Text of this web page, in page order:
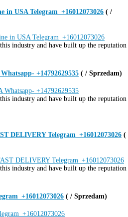
in USA Telegram_+16012073026 ( /
industry and have built up the reputation
+14792629535 ( / Sprzedam)
industry and have built up the reputation
DELIVERY Telegram_+16012073026 (
industry and have built up the reputation
( / Sprzedam)